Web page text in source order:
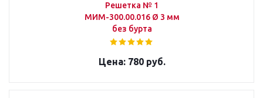
Решетка № 1
МИМ-300.00.016 Ø 3 мм
без бурта
780 руб.